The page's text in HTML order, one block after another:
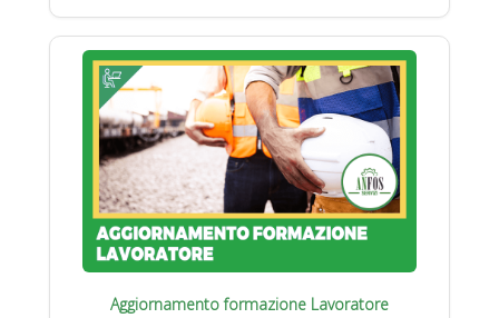
Aggiornamento formazione Lavoratore